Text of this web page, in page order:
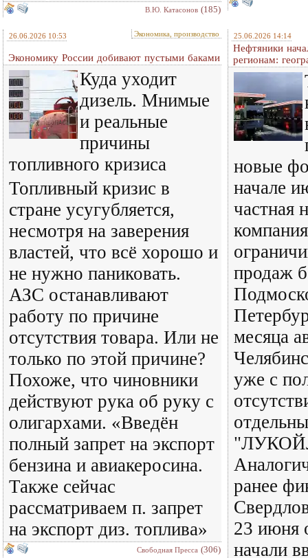
В.Ю. Катасонов (185)
26.06.2026 10:53 Экономика, производство
Экономику России добивают пустыми баками
Куда уходит
дизель. Мнимые
и реальные
причины
топливного кризиса
Топливный кризис в
стране усугубляется,
несмотря на заверения
властей, что всё хорошо и
не нужно паниковать.
АЗС останавливают
работу по причине
отсутствия товара. Или не
только по этой причине?
Похоже, что чиновники
действуют рука об руку с
олигархами. «Введён
полный запрет на экспорт
бензина и авиакеросина.
Также сейчас
рассматриваем п. запрет
на экспорт диз. топлива»
Свободная Пресса (306)
25.06.2026 14:14
Нефтяники
регионам:
новые
начале
частная
продаж
месяца
уже с
ранее
23 июня
начали